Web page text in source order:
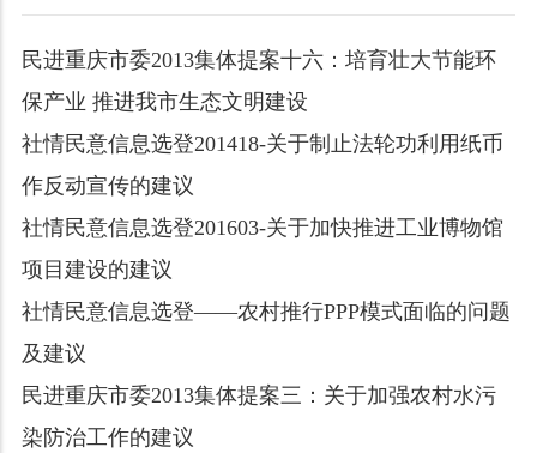
民进重庆市委2013集体提案十六：培育壮大节能环
保产业 推进我市生态文明建设
社情民意信息选登201418-关于制止法轮功利用纸币
作反动宣传的建议
社情民意信息选登201603-关于加快推进工业博物馆
项目建设的建议
社情民意信息选登——农村推行PPP模式面临的问题
及建议
民进重庆市委2013集体提案三：关于加强农村水污
染防治工作的建议